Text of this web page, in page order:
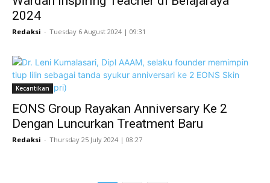
2024
Redaksi - Tuesday 6 August 2024 | 09:31
Kecantikan
EONS Group Rayakan Anniversary Ke 2
Dengan Luncurkan Treatment Baru
Redaksi - Thursday 25 July 2024 | 08:27